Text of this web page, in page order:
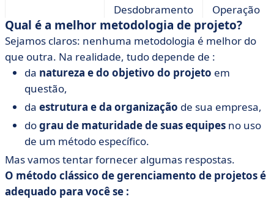
Ciclo de vida
Desdobramento
sequencial e
linear
Operação
iterativa e
incremental
Planejamento
definido no
início
Adaptativo,
projeto
evolui ao
Método
Qual é a melhor metodologia de projeto?
Sejamos claros: nenhuma metodologia é melhor do
que outra. Na realidade, tudo depende de :
da natureza e do objetivo do projeto em
questão,
da estrutura e da organização de sua empresa,
dograu de maturidade de suas equipes no uso
de um método específico.
Mas vamos tentar fornecer algumas respostas.
O método clássico de gerenciamento de projetos é
adequado para você se :